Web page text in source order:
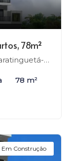
78m²
SP
78 m²
Em Construção